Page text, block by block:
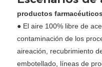
productos farmacéuticos
● El aire 100% libre de
contaminación de los
aireación, recubrimiento
embotellado, líneas de